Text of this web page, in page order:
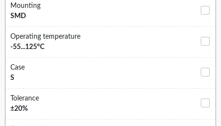
Mounting
SMD
Operating temperature
-55...125°C
Case
S
Tolerance
±20%